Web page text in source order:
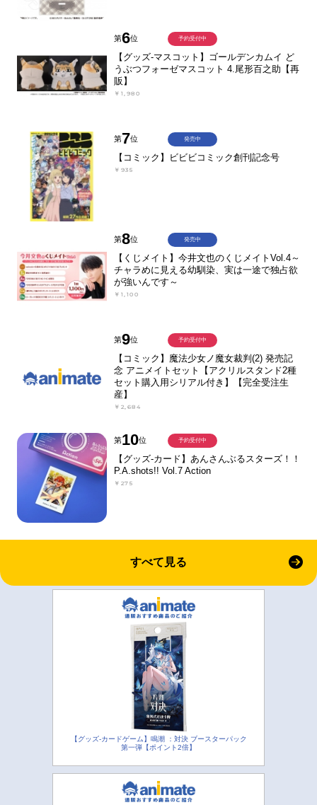
第6位
【グッズ-マスコット】ゴールデンカムイ ど
うぶつフォーゼマスコット 4.尾形百之助【再
販】
￥1,980
予約受付中
第7位
【コミック】ビビビコミック創刊記念号
￥935
発売中
第8位
【くじメイト】今井文也のくじメイトVol.4～
チャラめに見える幼馴染、実は一途で独占欲
が強いんです～
￥1,100
発売中
第9位
【コミック】魔法少女ノ魔女裁判(2) 発売記
念 アニメイトセット【アクリルスタンド2種
セット購入用シリアル付き】【完全受注生
産】
￥2,684
予約受付中
第10位
【グッズ-カード】あんさんぶるスターズ！！
P.A.shots!! Vol.7 Action
￥275
予約受付中
すべて見る
【グッズ-カードゲーム】鳴潮 ：対決 ブースターパック
第一弾【ポイント2倍】